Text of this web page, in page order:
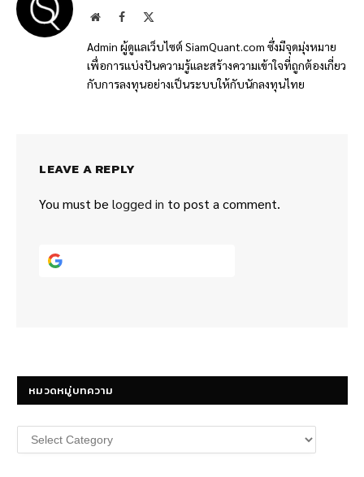
WebsiteFacebook
Admin ผู้ดูแลเว็บไซต์ SiamQuant.com ซึ่งมีจุดมุ่งหมาย
เพื่อการแบ่งปันความรู้และสร้างความเข้าใจที่ถูกต้องเกี่ยว
กับการลงทุนอย่างเป็นระบบให้กับนักลงทุนไทย
LEAVE A REPLY
You must be logged in to post a comment.
หมวดหมู่บทความ
หมวด
หมู่